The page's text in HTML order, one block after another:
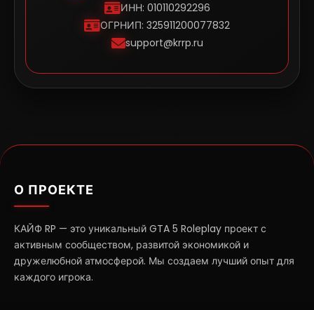
ИНН: 010110292296
ОГРНИП: 325911200077832
support@krrp.ru
О ПРОЕКТЕ
КАЙФ RP — это уникальный GTA 5 Roleplay проект с
активным сообществом, развитой экономикой и
дружелюбной атмосферой. Мы создаем лучший опыт для
каждого игрока.